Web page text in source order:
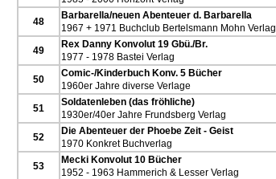
48
Barbarella/neuen Abenteuer d. Barbarella
1967 + 1971 Buchclub Bertelsmann Mohn Verlag
49
Rex Danny Konvolut 19 Gbü./Br.
1977 - 1978 Bastei Verlag
50
Comic-/Kinderbuch Konv. 5 Bücher
1960er Jahre diverse Verlage
51
Soldatenleben (das fröhliche)
1930er/40er Jahre Frundsberg Verlag
52
Die Abenteuer der Phoebe Zeit - Geist
1970 Konkret Buchverlag
53
Mecki Konvolut 10 Bücher
1952 - 1963 Hammerich & Lesser Verlag